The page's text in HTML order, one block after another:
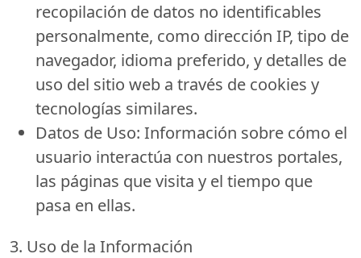
recopilación de datos no identificables
personalmente, como dirección IP, tipo de
navegador, idioma preferido, y detalles de
uso del sitio web a través de cookies y
tecnologías similares.
Datos de Uso: Información sobre cómo el
usuario interactúa con nuestros portales,
las páginas que visita y el tiempo que
pasa en ellas.
3. Uso de la Información